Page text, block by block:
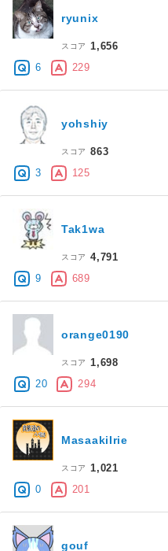
ryunix
スコア
1,656
6
229
yohshiy
スコア
863
3
125
Tak1wa
スコア
4,791
9
689
orange0190
スコア
1,698
20
294
MasaakiIrie
スコア
1,021
0
201
gouf